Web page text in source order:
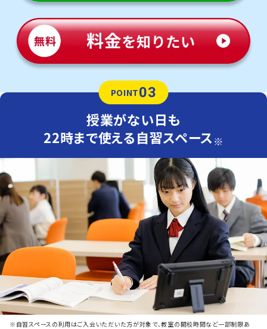
POINT03
授業がない日も
22時まで使える自習スペース ※
※自習スペースの利用はご入会いただいた方が対象で、教室の開校時間など一部制限あ